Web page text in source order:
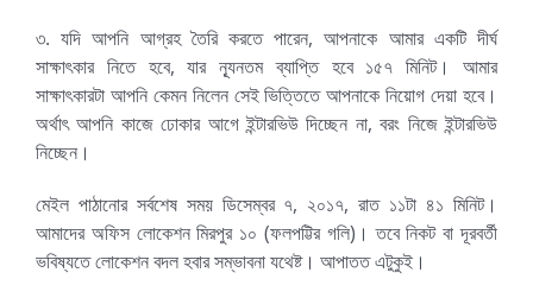
৩. যদি আপনি আগ্রহ তৈরি করতে পারেন, আপনাকে আমার একটি দীর্ঘ
সাক্ষাৎকার নিতে হবে, যার ন্যূনতম ব্যাপ্তি হবে ১৫৭ মিনিট। আমার
সাক্ষাৎকারটা আপনি কেমন নিলেন সেই ভিত্তিতে আপনাকে নিয়োগ দেয়া হবে।
অর্থাৎ আপনি কাজে ঢোকার আগে ইন্টারভিউ দিচ্ছেন না, বরং নিজে ইন্টারভিউ
নিচ্ছেন।
মেইল পাঠানোর সর্বশেষ সময় ডিসেম্বর ৭, ২০১৭, রাত ১১টা ৪১ মিনিট।
আমাদের অফিস লোকেশন মিরপুর ১০ (ফলপট্টির গলি)। তবে নিকট বা দূরবর্তী
ভবিষ্যতে লোকেশন বদল হবার সম্ভাবনা যথেষ্ট। আপাতত এটুকুই।